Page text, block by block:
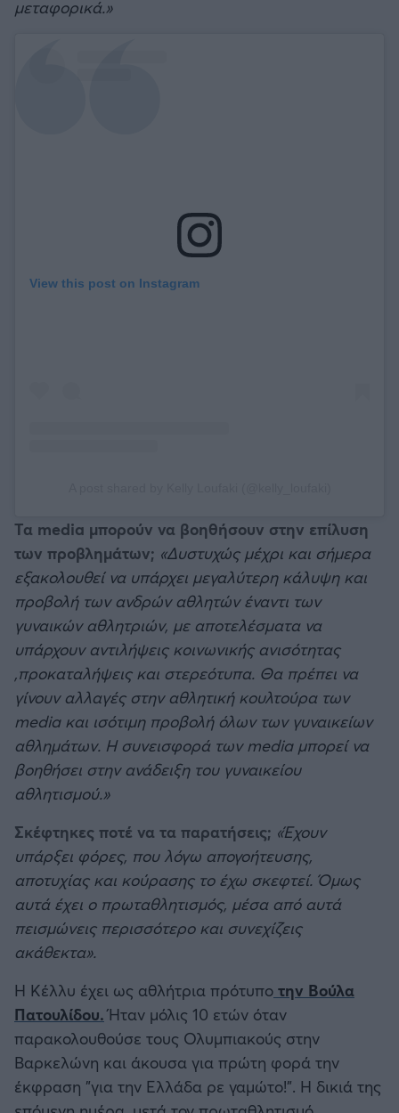
μεταφορικά.»
View this post on Instagram
Τα media μπορούν να βοηθήσουν στην επίλυση
των προβλημάτων; «Δυστυχώς μέχρι και σήμερα
εξακολουθεί να υπάρχει μεγαλύτερη κάλυψη και
προβολή των ανδρών αθλητών έναντι των
γυναικών αθλητριών, με αποτελέσματα να
υπάρχουν αντιλήψεις κοινωνικής ανισότητας
,προκαταλήψεις και στερεότυπα. Θα πρέπει να
γίνουν αλλαγές στην αθλητική κουλτούρα των
media και ισότιμη προβολή όλων των γυναικείων
αθλημάτων. Η συνεισφορά των media μπορεί να
βοηθήσει στην ανάδειξη του γυναικείου
αθλητισμού.»
Σκέφτηκες ποτέ να τα παρατήσεις; «Έχουν
υπάρξει φόρες, που λόγω απογοήτευσης,
αποτυχίας και κούρασης το έχω σκεφτεί. Όμως
αυτά έχει ο πρωταθλητισμός, μέσα από αυτά
πεισμώνεις περισσότερο και συνεχίζεις
ακάθεκτα».
Η Κέλλυ έχει ως αθλήτρια πρότυπο την Βούλα
Πατουλίδου.Ήταν μόλις 10 ετών όταν
παρακολουθούσε τους Ολυμπιακούς στην
Βαρκελώνη και άκουσα για πρώτη φορά την
έκφραση "για την Ελλάδα ρε γαμώτο!". Η δικιά της